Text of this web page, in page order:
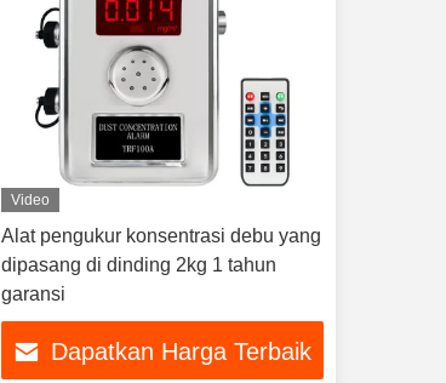
Video
Alat pengukur konsentrasi debu yang
dipasang di dinding 2kg 1 tahun
garansi
Dapatkan Harga Terbaik